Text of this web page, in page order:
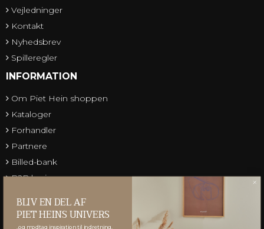
Vejledninger
Kontakt
Nyhedsbrev
Spilleregler
INFORMATION
Om Piet Hein shoppen
Kataloger
Forhandler
Partnere
Billed-bank
B2B login
Teksttilladelser
BLIV EN DEL AF
PIET HEINS UNIVERS
..og modtag inspiration til indretning,